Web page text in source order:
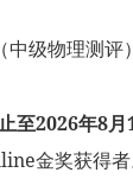
级物理测评
至2026年8月
金奖获得者